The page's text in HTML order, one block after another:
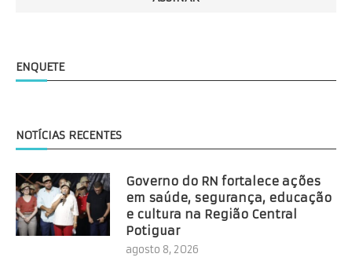
ENQUETE
NOTÍCIAS RECENTES
Governo do RN fortalece ações
em saúde, segurança, educação
e cultura na Região Central
Potiguar
agosto 8, 2026